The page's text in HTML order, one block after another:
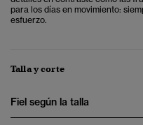
para los días en movimiento:
esfuerzo.
Talla y corte
Fiel según la talla